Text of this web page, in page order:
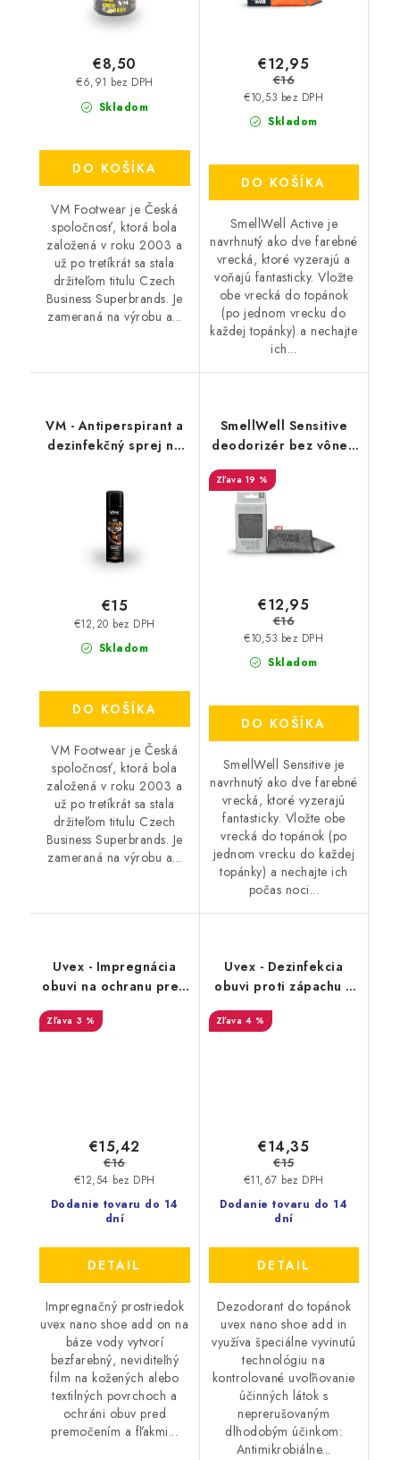
Skladom
€6,91 bez DPH
€8,50
DO KOŠÍKA
VM Footwear je Česká
spoločnosť, ktorá bola
založená v roku 2003 a
už po tretíkrát sa stala
držiteľom titulu Czech
Business Superbrands. Je
zameraná na výrobu a...
Skladom
€10,53 bez DPH
€12,95
€16
DO KOŠÍKA
SmellWell Active je
navrhnutý ako dve farebné
vrecká, ktoré vyzerajú a
voňajú fantasticky. Vložte
obe vrecká do topánok
(po jednom vrecku do
každej topánky) a nechajte
ich...
VM - Antiperspirant a
dezinfekčný sprej na
Skladom
€12,20 bez DPH
€15
DO KOŠÍKA
VM Footwear je Česká
spoločnosť, ktorá bola
založená v roku 2003 a
už po tretíkrát sa stala
držiteľom titulu Czech
Business Superbrands. Je
zameraná na výrobu a...
SmellWell Sensitive
deodorizér bez vône -
19 %
Skladom
€10,53 bez DPH
€12,95
€16
DO KOŠÍKA
SmellWell Sensitive je
navrhnutý ako dve farebné
vrecká, ktoré vyzerajú
fantasticky. Vložte obe
vrecká do topánok (po
jednom vrecku do každej
topánky) a nechajte ich
počas noci...
Uvex - Impregnácia
obuvi na ochranu pred
premočením a
škvrnami 100 ml
3 %
Dodanie tovaru do 14
dní
€12,54 bez DPH
€15,42
€16
DETAIL
Impregnačný prostriedok
uvex nano shoe add on na
báze vody vytvorí
bezfarebný, neviditeľný
film na kožených alebo
textilných povrchoch a
ochráni obuv pred
premočením a fľakmi...
Uvex - Dezinfekcia
obuvi proti zápachu a
plesniam 125ml
9698/3
4 %
Dodanie tovaru do 14
dní
€11,67 bez DPH
€14,35
€15
DETAIL
Dezodorant do topánok
uvex nano shoe add in
využíva špeciálne vyvinutú
technológiu na
kontrolované uvoľňovanie
účinných látok s
neprerušovaným
dlhodobým účinkom:
Antimikrobiálne...